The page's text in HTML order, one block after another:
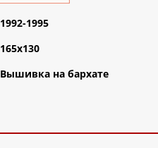
1992-1995
165х130
Вышивка на бархате